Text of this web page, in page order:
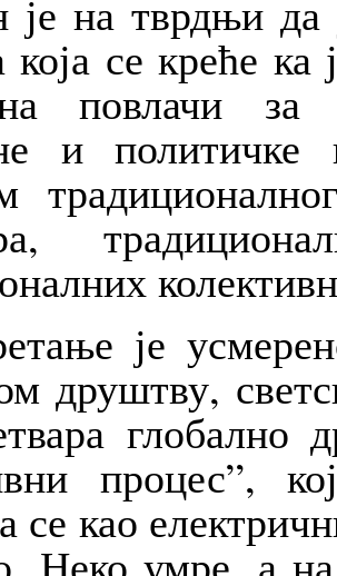
је на тврдњи
која се креће
повлачи за
и
је
друштву,
процес”,
се као